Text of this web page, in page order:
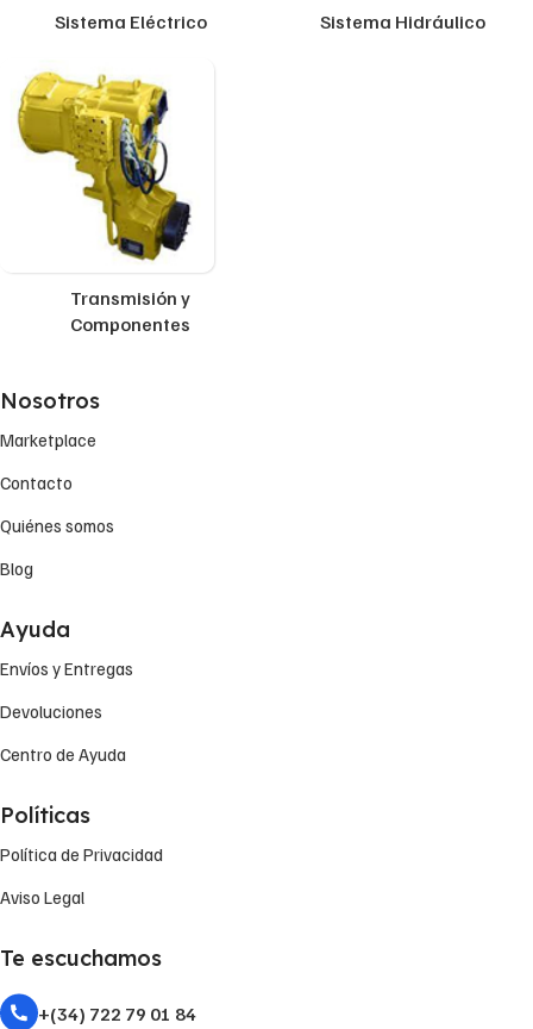
Sistema Eléctrico Sistema Hidráulico
Transmisión y
Componentes
Nosotros
Marketplace
Contacto
Quiénes somos
Blog
Ayuda
Envíos y Entregas
Devoluciones
Centro de Ayuda
Políticas
Política de Privacidad
Aviso Legal
Te escuchamos
+(34) 722 79 01 84